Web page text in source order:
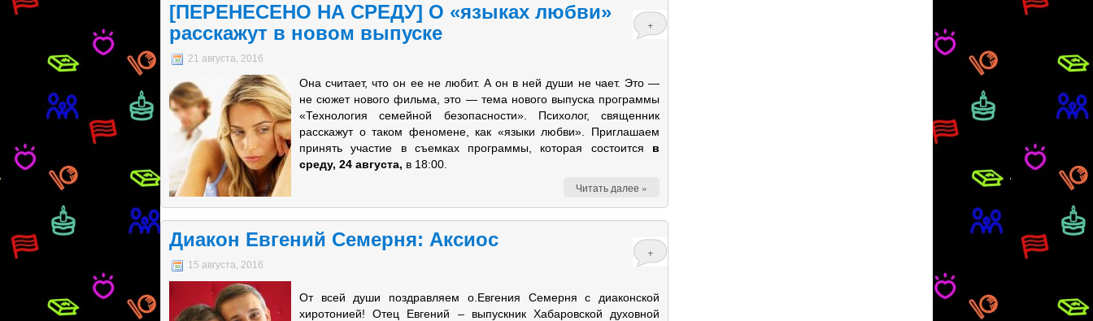
[ПЕРЕНЕСЕНО НА СРЕДУ] О «языках любви»
расскажут в новом выпуске
+
21 августа, 2016
Она считает, что он ее не любит. А он в ней души не чает. Это —
не сюжет нового фильма, это — тема нового выпуска программы
«Технология семейной безопасности». Психолог, священник
расскажут о таком феномене, как «языки любви». Приглашаем
принять участие в съемках программы, которая состоится в
среду, 24 августа, в 18:00.
Читать далее »
Диакон Евгений Семерня: Аксиос
+
15 августа, 2016
От всей души поздравляем о.Евгения Семерня с диаконской
хиротонией! Отец Евгений – выпускник Хабаровской духовной